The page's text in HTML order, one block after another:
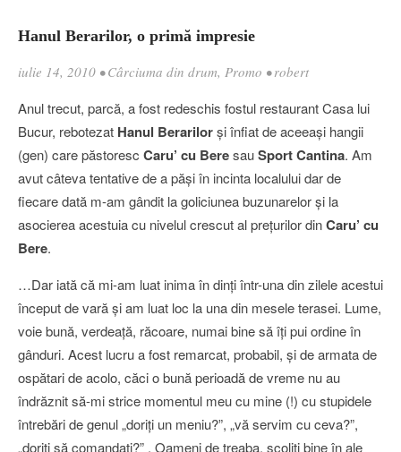
Hanul Berarilor, o primă impresie
iulie 14, 2010 •Cârciuma din drum, Promo •robert
Anul trecut, parcă, a fost redeschis fostul restaurant Casa lui
Bucur, rebotezat Hanul Berarilorşi înfiat de aceeaşi hangii
(gen) care păstoresc Caru’ cu BeresauSport Cantina. Am
avut câteva tentative de a păşi în incinta localului dar de
fiecare dată m-am gândit la goliciunea buzunarelor şi la
asocierea acestuia cu nivelul crescut al preţurilor dinCaru’ cu
Bere.
…Dar iată că mi-am luat inima în dinţi într-una din zilele acestui
început de vară şi am luat loc la una din mesele terasei. Lume,
voie bună, verdeaţă, răcoare, numai bine să îţi pui ordine în
gânduri. Acest lucru a fost remarcat, probabil, şi de armata de
ospătari de acolo, căci o bună perioadă de vreme nu au
îndrăznit să-mi strice momentul meu cu mine (!) cu stupidele
întrebări de genul „doriţi un meniu?”, „vă servim cu ceva?”,
„doriţi să comandaţi?” . Oameni de treaba, şcoliţi bine în ale